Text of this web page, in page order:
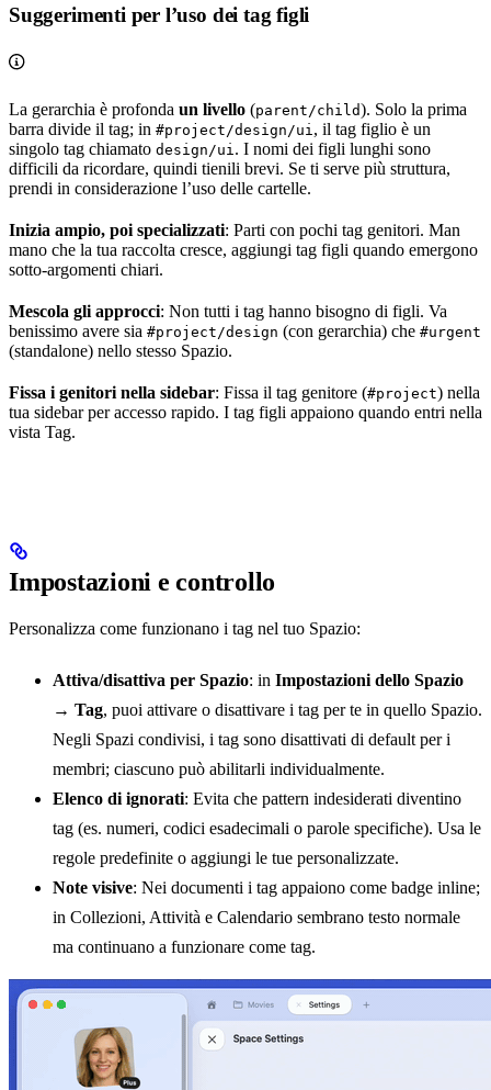
Suggerimenti per l’uso dei tag figli
La gerarchia è profonda un livello (parent/child). Solo la prima
barra divide il tag; in #project/design/ui, il tag figlio è un
singolo tag chiamato design/ui. I nomi dei figli lunghi sono
difficili da ricordare, quindi tienili brevi. Se ti serve più struttura,
prendi in considerazione l’uso delle cartelle.
Inizia ampio, poi specializzati: Parti con pochi tag genitori. Man
mano che la tua raccolta cresce, aggiungi tag figli quando emergono
sotto-argomenti chiari.
Mescola gli approcci: Non tutti i tag hanno bisogno di figli. Va
benissimo avere sia #project/design (con gerarchia) che #urgent
(standalone) nello stesso Spazio.
Fissa i genitori nella sidebar: Fissa il tag genitore (#project) nella
tua sidebar per accesso rapido. I tag figli appaiono quando entri nella
vista Tag.
Impostazioni e controllo
Personalizza come funzionano i tag nel tuo Spazio:
Attiva/disattiva per Spazio: in Impostazioni dello Spazio
→ Tag, puoi attivare o disattivare i tag per te in quello Spazio.
Negli Spazi condivisi, i tag sono disattivati di default per i
membri; ciascuno può abilitarli individualmente.
Elenco di ignorati: Evita che pattern indesiderati diventino
tag (es. numeri, codici esadecimali o parole specifiche). Usa le
regole predefinite o aggiungi le tue personalizzate.
Note visive: Nei documenti i tag appaiono come badge inline;
in Collezioni, Attività e Calendario sembrano testo normale
ma continuano a funzionare come tag.